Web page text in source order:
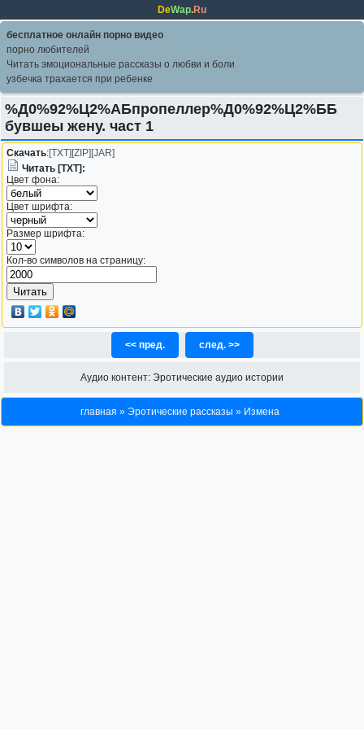
DeWap.Ru
бесплатное онлайн порно видео
порно любителей
Читать эмоциональные рассказы о любви и боли
узбечка трахается при ребенке
%Д0%92%Ц2%АБпропеллер%Д0%92%Ц2%ББ
бувшеы жену. част 1
Скачать:[TXT] [ZIP] [JAR]
Читать [TXT]:
Цвет фона:
Цвет шрифта:
Размер шрифта:
Кол-во символов на страницу:
<< пред. след. >>
Аудио контент: Эротические аудио истории
главная » Эротические рассказы » Измена